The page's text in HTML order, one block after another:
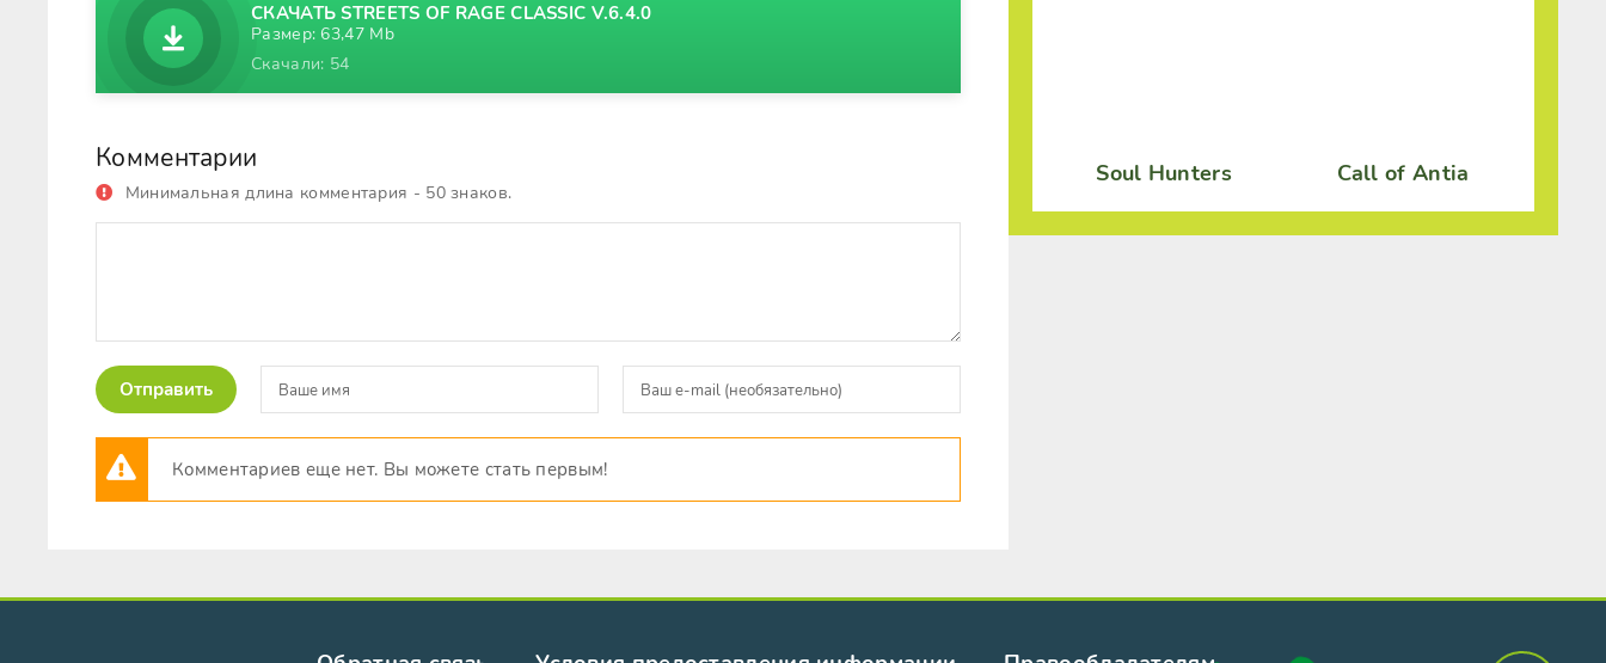
СКАЧАТЬ STREETS OF RAGE CLASSIC V.6.4.0
Размер: 63,47 Mb
Скачали: 54
Комментарии
Минимальная длина комментария - 50 знаков.
Отправить
Комментариев еще нет. Вы можете стать первым!
Soul Hunters Call of Antia